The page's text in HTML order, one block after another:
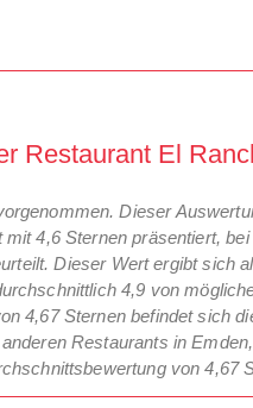
Restaurant El
Dieser
4,6 Sternen präsentiert,
Dieser Wert ergibt sich
4,9 von
4,67 Sternen befindet sich
Restaurants in
von 4,67